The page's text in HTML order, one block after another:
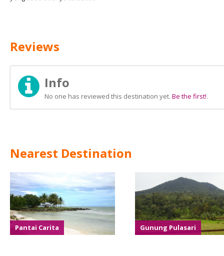
Reviews
Info
No one has reviewed this destination yet. Be the first!.
Nearest Destination
Pantai Carita Gunung Pulasari